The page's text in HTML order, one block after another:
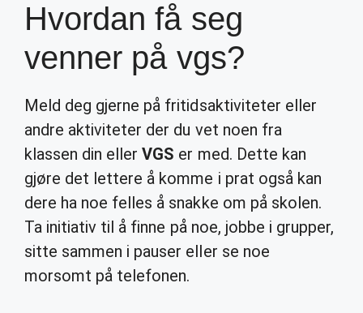
Hvordan få seg
venner på vgs?
Meld deg gjerne på fritidsaktiviteter eller
andre aktiviteter der du vet noen fra
klassen din ellerVGS er med. Dette kan
gjøre det lettere å komme i prat også kan
dere ha noe felles å snakke om på skolen.
Ta initiativ til å finne på noe, jobbe i grupper,
sitte sammen i pauser eller se noe
morsomt på telefonen.